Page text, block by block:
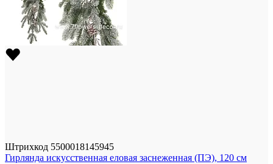
Штрихкод 5500018145945
Гирлянда искусственная еловая заснеженная (ПЭ), 120 см